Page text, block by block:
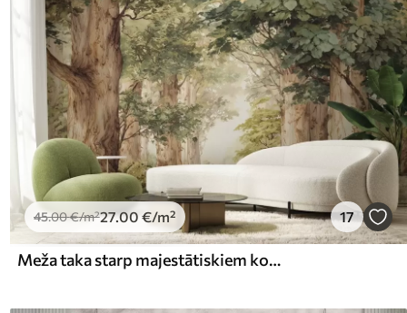
45.00€/m²27.00 €/m² 17
Meža taka starp majestātiskiem kokiem akvareļa stilā